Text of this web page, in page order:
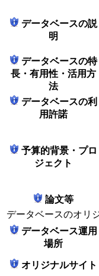
データベースの説
明
データベースの特
長・有用性・活用方
法
データベースの利
用許諾
予算的背景・プロ
ジェクト
論文等
データベースのオリ
データベース運用
場所
オリジナルサイト